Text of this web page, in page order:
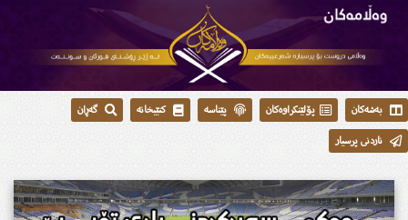
بەشەکان پۆلێنکراوەکان پێناسە کتێبخانە
گەڕان
ناردنی پرسیار